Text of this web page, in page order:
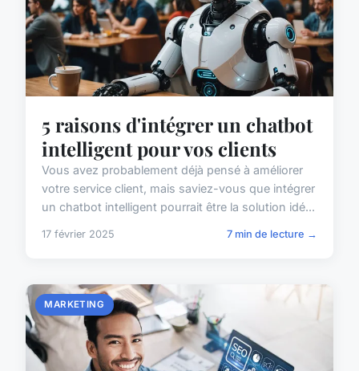
5 raisons d'intégrer un chatbot
intelligent pour vos clients
Vous avez probablement déjà pensé à améliorer
votre service client, mais saviez-vous que intégrer
un chatbot intelligent pourrait être la solution idé...
17 février 2025 7 min de lecture →
MARKETING